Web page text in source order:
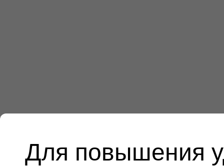
Для повышения